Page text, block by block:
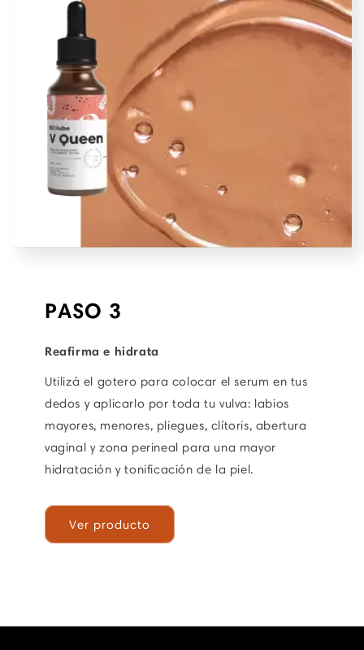
PASO 3
Reafirma e hidrata
Utilizá el gotero para colocar el serum en tus
dedos y aplicarlo por toda tu vulva: labios
mayores, menores, pliegues, clítoris, abertura
vaginal y zona perineal para una mayor
hidratación y tonificación de la piel.
Ver producto